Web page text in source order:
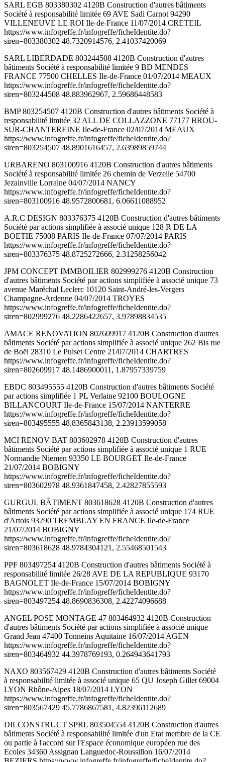
SARL EGB 803380302 4120B Construction d'autres bâtiments
Société à responsabilité limitée 69 AVE Sadi Carnot 94290
VILLENEUVE LE ROI Ile-de-France 11/07/2014 CRETEIL
https://www.infogreffe.fr/infogreffe/ficheIdentite.do?
siren=803380302 48.7320914576, 2.41037420069
SARL LIBERDADE 803244508 4120B Construction d'autres
bâtiments Société à responsabilité limitée 9 BD MENDES
FRANCE 77500 CHELLES Ile-de-France 01/07/2014 MEAUX
https://www.infogreffe.fr/infogreffe/ficheIdentite.do?
siren=803244508 48.883962967, 2.59686448583
BMP 803254507 4120B Construction d'autres bâtiments Société à
responsabilité limitée 32 ALL DE COLLAZZONE 77177 BROU-
SUR-CHANTEREINE Ile-de-France 02/07/2014 MEAUX
https://www.infogreffe.fr/infogreffe/ficheIdentite.do?
siren=803254507 48.8901616457, 2.63989859744
URBARENO 803100916 4120B Construction d'autres bâtiments
Société à responsabilité limitée 26 chemin de Verzelle 54700
Jezainville Lorraine 04/07/2014 NANCY
https://www.infogreffe.fr/infogreffe/ficheIdentite.do?
siren=803100916 48.9572800681, 6.06611088952
A.R.C DESIGN 803376375 4120B Construction d'autres bâtiments
Société par actions simplifiée à associé unique 128 R DE LA
BOETIE 75008 PARIS Ile-de-France 07/07/2014 PARIS
https://www.infogreffe.fr/infogreffe/ficheIdentite.do?
siren=803376375 48.8725272666, 2.31258256042
JPM CONCEPT IMMBOILIER 802999276 4120B Construction
d'autres bâtiments Société par actions simplifiée à associé unique 73
avenue Maréchal Leclerc 10120 Saint-André-les-Vergers
Champagne-Ardenne 04/07/2014 TROYES
https://www.infogreffe.fr/infogreffe/ficheIdentite.do?
siren=802999276 48.2286422657, 3.97898834535
AMACE RENOVATION 802609917 4120B Construction d'autres
bâtiments Société par actions simplifiée à associé unique 262 Bis rue
de Boël 28310 Le Puiset Centre 21/07/2014 CHARTRES
https://www.infogreffe.fr/infogreffe/ficheIdentite.do?
siren=802609917 48.1486900011, 1.87957339759
EBDC 803495555 4120B Construction d'autres bâtiments Société
par actions simplifiée 1 PL Verlaine 92100 BOULOGNE
BILLANCOURT Ile-de-France 15/07/2014 NANTERRE
https://www.infogreffe.fr/infogreffe/ficheIdentite.do?
siren=803495555 48.8365843138, 2.23913599058
MCI RENOV BAT 803602978 4120B Construction d'autres
bâtiments Société par actions simplifiée à associé unique 1 RUE
Normandie Niemen 93350 LE BOURGET Ile-de-France
21/07/2014 BOBIGNY
https://www.infogreffe.fr/infogreffe/ficheIdentite.do?
siren=803602978 48.9361847458, 2.42827855593
GURGUL BÂTIMENT 803618628 4120B Construction d'autres
bâtiments Société par actions simplifiée à associé unique 174 RUE
d'Artois 93290 TREMBLAY EN FRANCE Ile-de-France
21/07/2014 BOBIGNY
https://www.infogreffe.fr/infogreffe/ficheIdentite.do?
siren=803618628 48.9784304121, 2.55468501543
PPF 803497254 4120B Construction d'autres bâtiments Société à
responsabilité limitée 26/28 AVE DE LA REPUBLIQUE 93170
BAGNOLET Ile-de-France 15/07/2014 BOBIGNY
https://www.infogreffe.fr/infogreffe/ficheIdentite.do?
siren=803497254 48.8690836308, 2.42274096688
ANGEL POSE MONTAGE 47 803464932 4120B Construction
d'autres bâtiments Société par actions simplifiée à associé unique
Grand Jean 47400 Tonneins Aquitaine 16/07/2014 AGEN
https://www.infogreffe.fr/infogreffe/ficheIdentite.do?
siren=803464932 44.3978769193, 0.264943641793
NAXO 803567429 4120B Construction d'autres bâtiments Société
à responsabilité limitée à associé unique 65 QU Joseph Gillet 69004
LYON Rhône-Alpes 18/07/2014 LYON
https://www.infogreffe.fr/infogreffe/ficheIdentite.do?
siren=803567429 45.7786867581, 4.82396112689
DILCONSTRUCT SPRL 803504554 4120B Construction d'autres
bâtiments Société à responsabilité limitée d'un Etat membre de la CE
ou partie à l'accord sur l'Espace économique européen rue des
Ecoles 34360 Assignan Languedoc-Roussillon 16/07/2014